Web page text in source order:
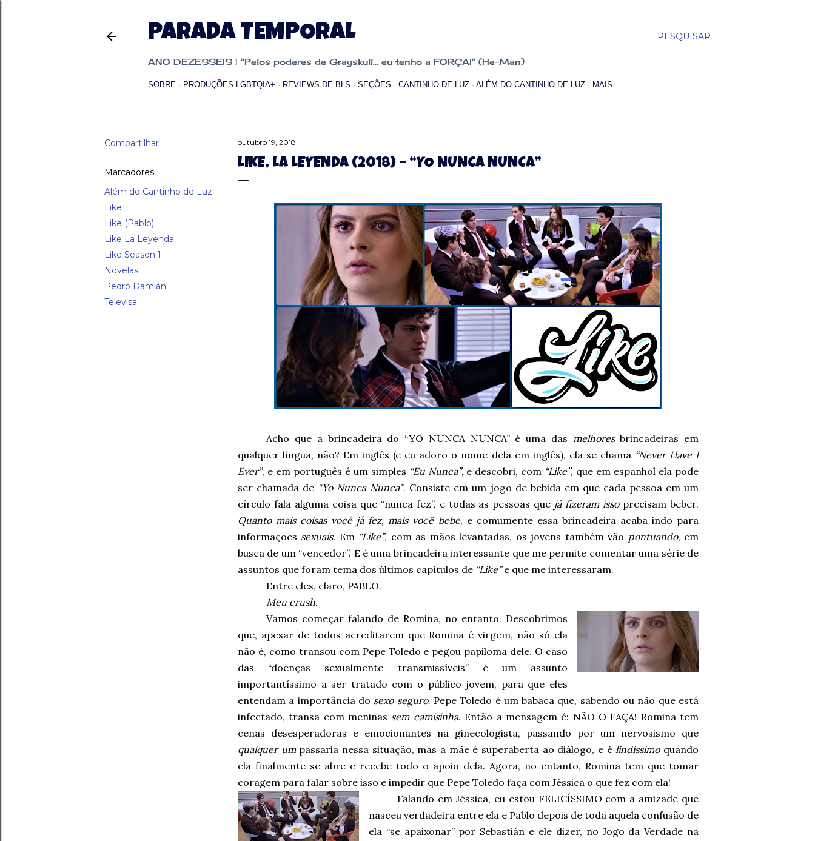
PESQUISAR
PARADA TEMPORAL
ANO DEZESSEIS | "Pelos poderes de Grayskull... eu tenho a FORÇA!" (He-Man)
SOBRE PRODUÇÕES LGBTQIA+ REVIEWS DE BLS SEÇÕES CANTINHO DE LUZ ALÉM DO CANTINHO DE LUZ MAIS…
Compartilhar
Marcadores
Além do Cantinho de Luz
Like
Like (Pablo)
Like La Leyenda
Like Season 1
Novelas
Pedro Damián
Televisa
outubro 19, 2018
LIKE, LA LEYENDA (2018) – “YO NUNCA NUNCA”
Acho que a brincadeira do “YO NUNCA NUNCA” é uma das melhoresbrincadeiras em
qualquer língua, não? Em inglês (e eu adoro o nome dela em inglês), ela se chama “Never Have I
Ever”, e em português é um simples “Eu Nunca”, e descobri, com “Like”, que em espanhol ela pode
ser chamada de “Yo Nunca Nunca”. Consiste em um jogo de bebida em que cada pessoa em um
círculo fala alguma coisa que “nunca fez”, e todas as pessoas que já fizeram issoprecisam beber.
Quanto mais coisas você já fez, mais você bebe, e comumente essa brincadeira acaba indo para
informações sexuais. Em “Like”, com as mãos levantadas, os jovens também vão pontuando, em
busca de um “vencedor”. E é uma brincadeira interessante que me permite comentar uma série de
assuntos que foram tema dos últimos capítulos de “Like”e que me interessaram.
Entre eles, claro, PABLO.
Meu crush.
Vamos começar falando de Romina, no entanto. Descobrimos
que, apesar de todos acreditarem que Romina é virgem, não só ela
não é, como transou com Pepe Toledo e pegou papiloma dele. O caso
das “doenças sexualmente transmissíveis” é um assunto
importantíssimo a ser tratado com o público jovem, para que eles
entendam a importância do sexo seguro. Pepe Toledo é um babaca que, sabendo ou não que está
infectado, transa com meninas sem camisinha. Então a mensagem é: NÃO O FAÇA! Romina tem
cenas desesperadoras e emocionantes na ginecologista, passando por um nervosismo que
qualquer um passaria nessa situação, mas a mãe é superaberta ao diálogo, e élindíssimoquando
ela finalmente se abre e recebe todo o apoio dela. Agora, no entanto, Romina tem que tomar
coragem para falar sobre isso e impedir que Pepe Toledo faça com Jéssica o que fez com ela!
Falando em Jéssica, eu estou FELICÍSSIMO com a amizade que
nasceu verdadeira entre ela e Pablo depois de toda aquela confusão de
ela “se apaixonar” por Sebastián e ele dizer, no Jogo da Verdade na